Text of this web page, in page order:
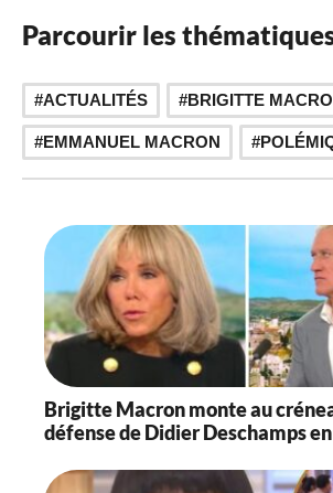
Parcourir les
ACTUALITÉS BRIGITTE
EMMANUEL MACRON
Brigitte Macron monte au
défense de Didier Deschamps